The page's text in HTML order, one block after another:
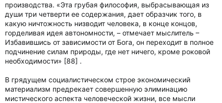
производства. «Эта грубая философия, выбрасывающая из
души три четверти ее содержания, дает образчик того, в
какую ничтожность низводит человека, в конце концов,
горделивая идея автономности, – отмечает мыслитель –
Избавившись от зависимости от Бога, он переходит в полное
подчинение силам природы, где нет ничего, кроме роковой
необходимости» [88] .
В грядущем социалистическом строе экономический
материализм предрекает совершенную элиминацию
мистического аспекта человеческой жизни, все мысли